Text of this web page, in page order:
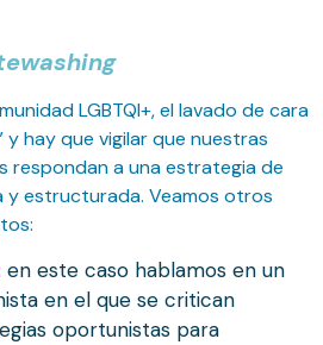
LGBTQI+, el lavado de cara
y hay que vigilar que nuestras
respondan a una estrategia de
y estructurada. Veamos otros
en este caso hablamos en un
en el que se critican
oportunistas para